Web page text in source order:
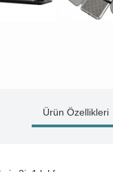
Ürün Özellikleri